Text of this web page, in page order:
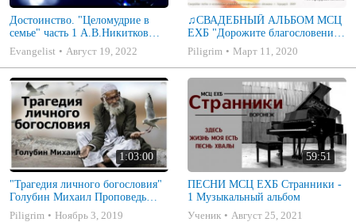
Достоинство. "Целомудрие в
семье" часть 1 А.В.Никитков
Беседа для семейных МСЦ ЕХБ
Evangelist Август 19, 2022
♫СВАДЕБНЫЙ АЛЬБОМ МСЦ
ЕХБ "Дорожите благословением
- Христианские песни.
Музыкальный диск. Псалмы
Piligrim Март 11, 2020
1:03:00
"Трагедия личного богословия"
Голубин Михаил Проповедь
2019
Piligrim Ноябрь 3, 2019
59:51
ПЕСНИ МСЦ ЕХБ Странники -
1 Музыкальный альбом
Ученик
Август 25, 2021